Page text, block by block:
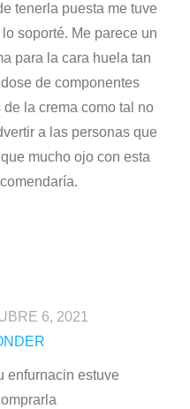
tenerla puesta me tuve
soporté. Me parece un
para la cara huela tan
de componentes
la crema como tal no
a las personas que
mucho ojo con esta
6, 2021
enfurnacin estuve